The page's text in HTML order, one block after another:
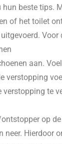
hun beste tips.
of het toilet
Voor
aan.
verstopping
verstopping te
op
neer. Hierdoor